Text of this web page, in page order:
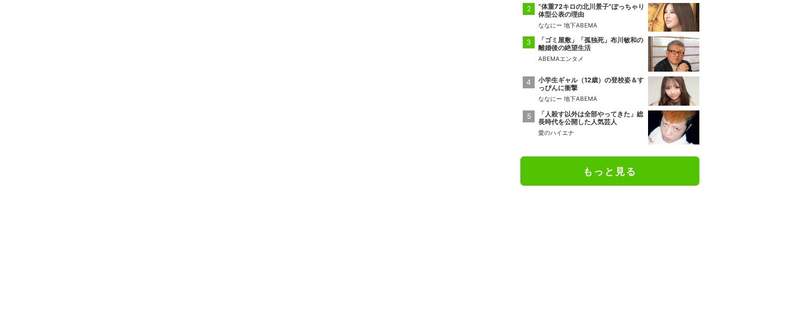
“体重72キロの北川景子”ぽっちゃり
体型公表の理由
ななにー 地下ABEMA
「ゴミ屋敷」「孤独死」布川敏和の
離婚後の絶望生活
ABEMAエンタメ
小学生ギャル（12歳）の登校姿＆す
っぴんに衝撃
ななにー 地下ABEMA
「人殺す以外は全部やってきた」総
長時代を公開した人気芸人
愛のハイエナ
もっと見る